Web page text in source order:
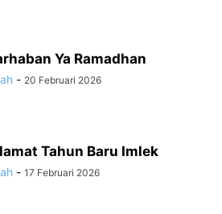
Ya Ramadhan
- 20 Februari 2026
Tahun Baru Imlek
- 17 Februari 2026